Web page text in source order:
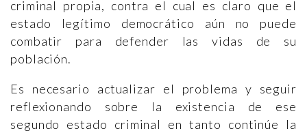
criminal propia, contra el cual es claro que el
estado legítimo democrático aún no puede
combatir para defender las vidas de su
población.
Es necesario actualizar el problema y seguir
reflexionando sobre la existencia de ese
segundo estado criminal en tanto continúe la